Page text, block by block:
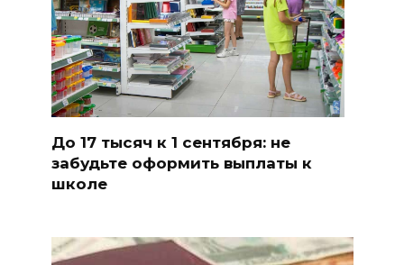
До 17 тысяч к 1 сентября: не
забудьте оформить выплаты к
школе